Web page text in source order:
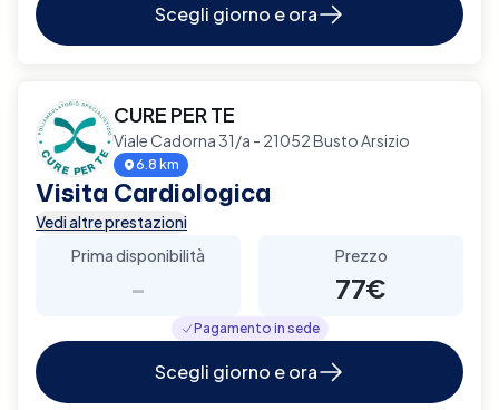
Scegli giorno e ora
CURE PER TE
Viale Cadorna 31/a - 21052 Busto Arsizio
6.8 km
Visita Cardiologica
Vedi altre prestazioni
Prima disponibilità
-
Prezzo
77€
Pagamento in sede
Scegli giorno e ora